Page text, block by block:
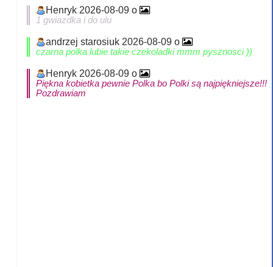
Henryk 2026-08-09 o
1 gwiazdka i do ulu
andrzej starosiuk 2026-08-09 o
czarna polka lubie takie czekoladki mmm pysznosci ))
Henryk 2026-08-09 o
Piękna kobietka pewnie Polka bo Polki są najpiękniejsze!!!
Pozdrawiam